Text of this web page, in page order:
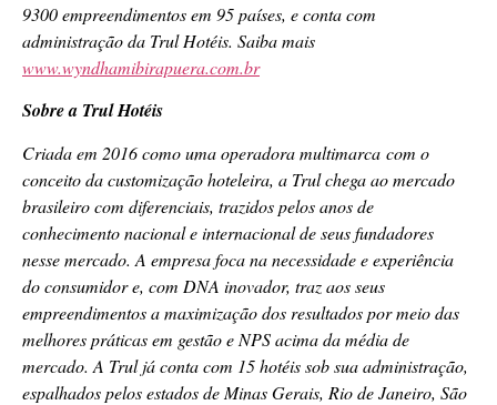
9300 empreendimentos em 95 países, e conta com
administração da Trul Hotéis. Saiba mais
www.wyndhamibirapuera.com.br
Sobre a Trul Hotéis
Criada em 2016 como uma operadora multimarca com o
conceito da customização hoteleira, a Trul chega ao mercado
brasileiro com diferenciais, trazidos pelos anos de
conhecimento nacional e internacional de seus fundadores
nesse mercado. A empresa foca na necessidade e experiência
do consumidor e, com DNA inovador, traz aos seus
empreendimentos a maximização dos resultados por meio das
melhores práticas em gestão e NPS acima da média de
mercado. A Trul já conta com 15 hotéis sob sua administração,
espalhados pelos estados de Minas Gerais, Rio de Janeiro, São